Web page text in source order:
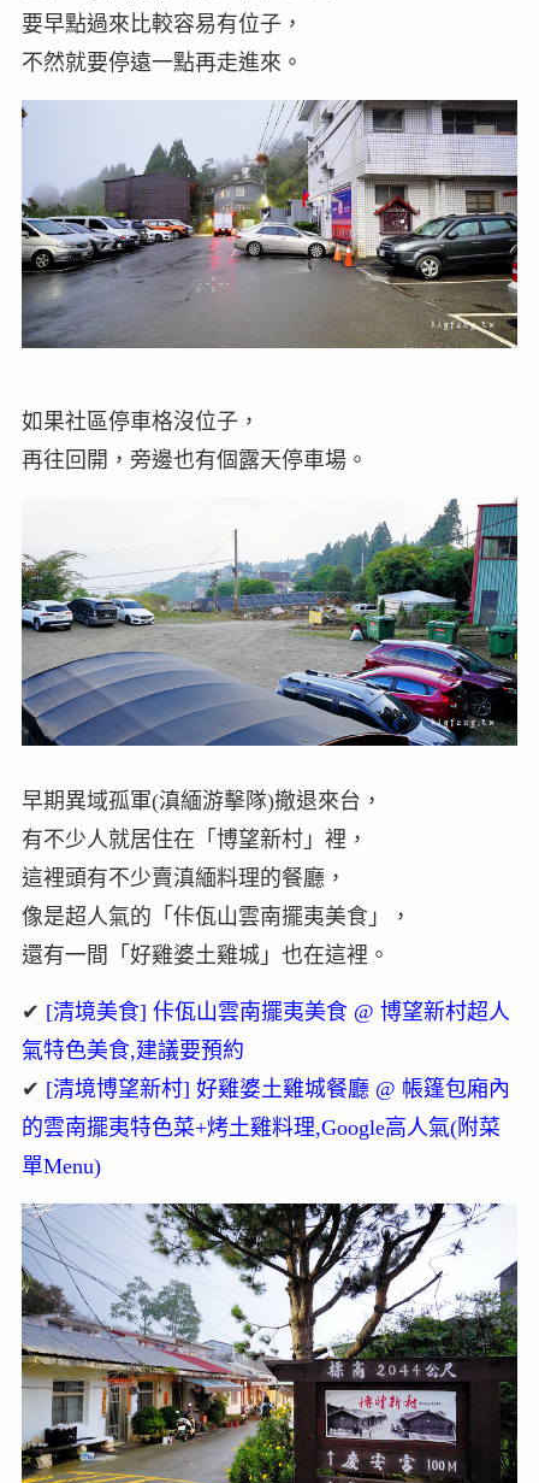
要早點過來比較容易有位子，
不然就要停遠一點再走進來。
如果社區停車格沒位子，
再往回開，旁邊也有個露天停車場。
早期異域孤軍(滇緬游擊隊)撤退來台，
有不少人就居住在「博望新村」裡，
這裡頭有不少賣滇緬料理的餐廳，
像是超人氣的「佧佤山雲南擺夷美食」，
還有一間「好雞婆土雞城」也在這裡。
✔ [清境美食] 佧佤山雲南擺夷美食 @ 博望新村超人
氣特色美食,建議要預約
✔ [清境博望新村] 好雞婆土雞城餐廳 @ 帳篷包廂內
的雲南擺夷特色菜+烤土雞料理,Google高人氣(附菜
單Menu)